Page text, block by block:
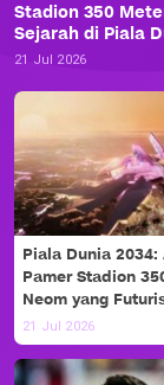
Stadion 350
Sejarah di Piala
21 Jul 2026
Piala Dunia 2034:
Pamer Stadion
Neom yang
21 Jul 2026